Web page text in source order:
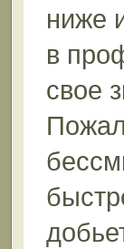
ниже
в
свое